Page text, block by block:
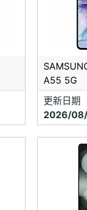
A55 5G
更新日期
2026/